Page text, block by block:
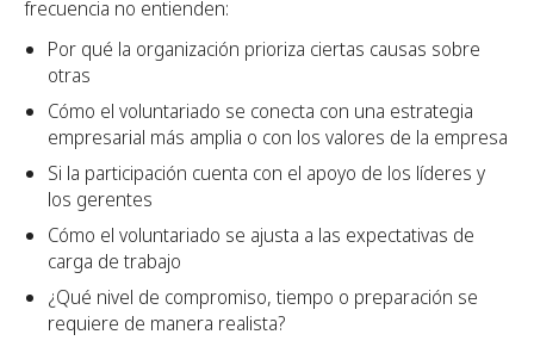
frecuencia no entienden:
Por qué la organización prioriza ciertas causas sobre
otras
Cómo el voluntariado se conecta con una estrategia
empresarial más amplia o con los valores de la empresa
Si la participación cuenta con el apoyo de los líderes y
los gerentes
Cómo el voluntariado se ajusta a las expectativas de
carga de trabajo
¿Qué nivel de compromiso, tiempo o preparación se
requiere de manera realista?